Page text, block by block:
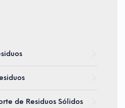
de Residuos Sólidos